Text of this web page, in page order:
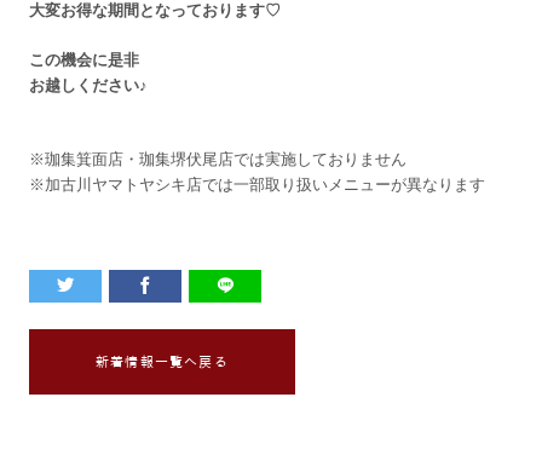
大変お得な期間となっております♡
この機会に是非
お越しください♪
※珈集箕面店・珈集堺伏尾店では実施しておりません
※加古川ヤマトヤシキ店では一部取り扱いメニューが異なります
新着情報一覧へ戻る